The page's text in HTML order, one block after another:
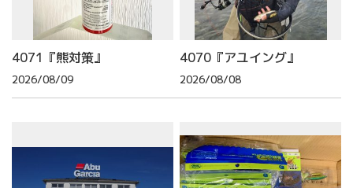
4071『熊対策』
2026/08/09
4070『アユイング』
2026/08/08